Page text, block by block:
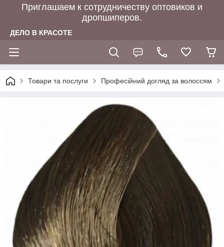
Приглашаем к сотрудничеству оптовиков и
дропшиперов.
ДЕЛО В КРАСОТЕ
Товари та послуги Професійний догляд за волоссям